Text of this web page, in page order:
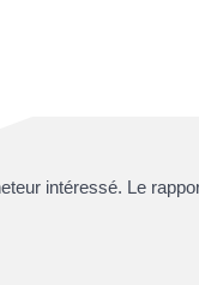
intéressé. Le